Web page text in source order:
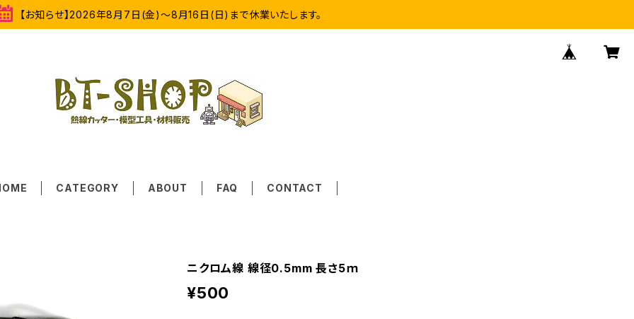
【お知らせ】2026年8月7日(金)～8月16日(日)まで休業いたします。
CATEGORY ABOUT FAQ CONTACT
ニクロム線 線径0.5mm 長さ5ｍ
¥500